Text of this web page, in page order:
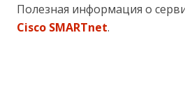
Полезная информация о
Cisco SMARTnet.